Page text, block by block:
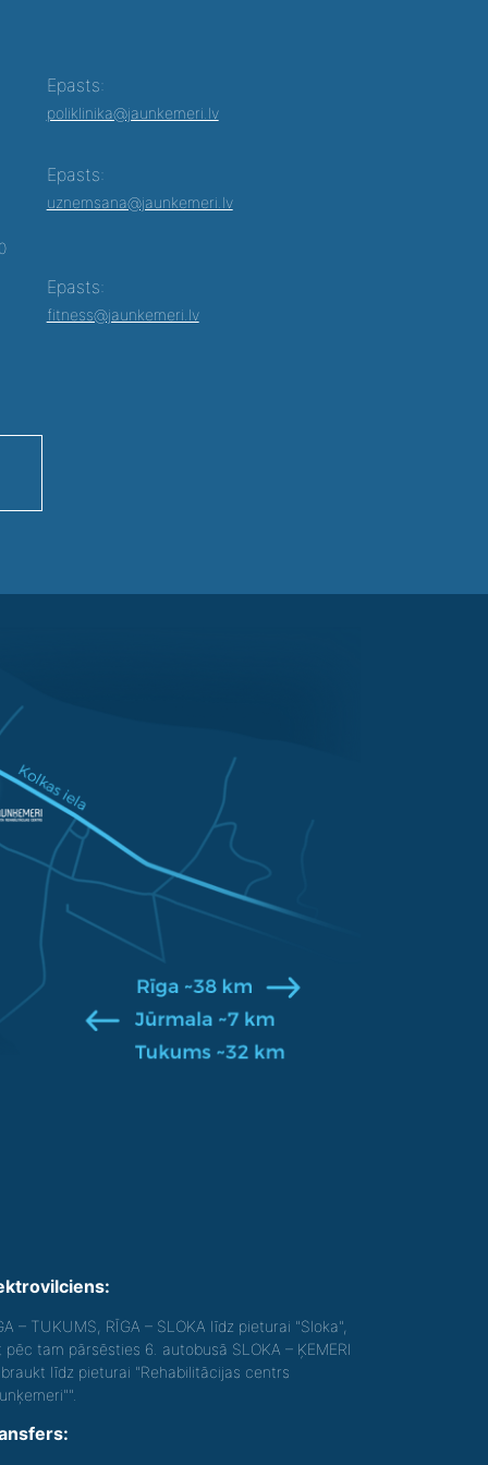
Epasts:
poliklinika@jaunkemeri.lv
Epasts:
uznemsana@jaunkemeri.lv
Epasts:
fitness@jaunkemeri.lv
– TUKUMS, RĪGA – SLOKA līdz pieturai "Sloka",
pēc tam pārsēsties 6. autobusā SLOKA – ĶEMERI
līdz pieturai "Rehabilitācijas centrs